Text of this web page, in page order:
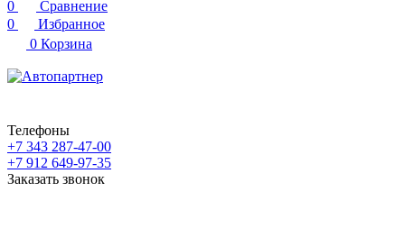
0
Сравнение
0
Избранное
0 Корзина
Телефоны
+7 343 287-47-00
+7 912 649-97-35
Заказать звонок